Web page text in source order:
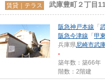
賃貸｜テラス 武庫豊町２丁目
阪急神戸本線 「
阪急今津線 「 甲
兵庫県尼崎市武
-
築年数：築66年
階数：2階建